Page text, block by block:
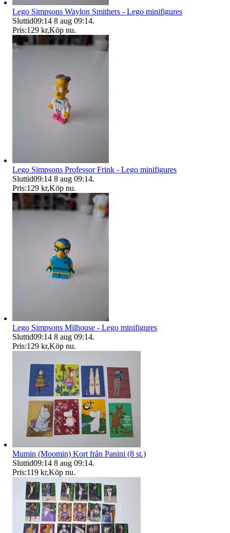
Lego Simpsons Waylon Smithers - Lego minifigures
Sluttid09:14 8 aug 09:14.
Pris:129 kr,Köp nu.
Lego Simpsons Professor Frink - Lego minifigures
Sluttid09:14 8 aug 09:14.
Pris:129 kr,Köp nu.
Lego Simpsons Milhouse - Lego minifigures
Sluttid09:14 8 aug 09:14.
Pris:129 kr,Köp nu.
Mumin (Moomin) Kort från Panini (8 st.)
Sluttid09:14 8 aug 09:14.
Pris:119 kr,Köp nu.